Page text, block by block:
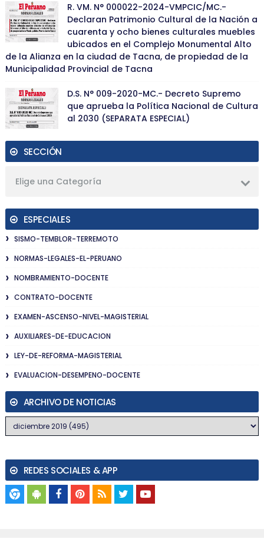
R. VM. N° 000022-2024-VMPCIC/MC.-
Declaran Patrimonio Cultural de la Nación a
cuarenta y ocho bienes culturales muebles
ubicados en el Complejo Monumental Alto
de la Alianza en la ciudad de Tacna, de propiedad de la
Municipalidad Provincial de Tacna
D.S. N° 009-2020-MC.- Decreto Supremo
que aprueba la Política Nacional de Cultura
al 2030 (SEPARATA ESPECIAL)
SECCIÓN
Elige una Categoría
ESPECIALES
SISMO-TEMBLOR-TERREMOTO
NORMAS-LEGALES-EL-PERUANO
NOMBRAMIENTO-DOCENTE
CONTRATO-DOCENTE
EXAMEN-ASCENSO-NIVEL-MAGISTERIAL
AUXILIARES-DE-EDUCACION
LEY-DE-REFORMA-MAGISTERIAL
EVALUACION-DESEMPENO-DOCENTE
ARCHIVO DE NOTICIAS
REDES SOCIALES & APP